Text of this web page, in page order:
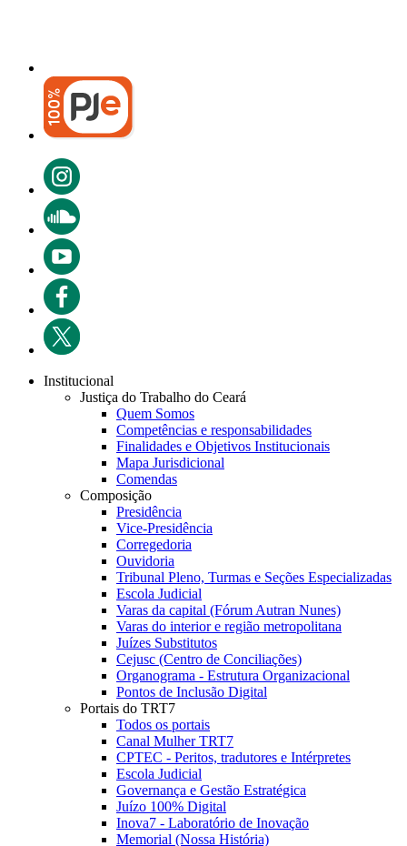
Institucional
Justiça do Trabalho do Ceará
Quem Somos
Competências e responsabilidades
Finalidades e Objetivos Institucionais
Mapa Jurisdicional
Comendas
Composição
Presidência
Vice-Presidência
Corregedoria
Ouvidoria
Tribunal Pleno, Turmas e Seções Especializadas
Escola Judicial
Varas da capital (Fórum Autran Nunes)
Varas do interior e região metropolitana
Juízes Substitutos
Cejusc (Centro de Conciliações)
Organograma - Estrutura Organizacional
Pontos de Inclusão Digital
Portais do TRT7
Todos os portais
Canal Mulher TRT7
CPTEC - Peritos, tradutores e Intérpretes
Escola Judicial
Governança e Gestão Estratégica
Juízo 100% Digital
Inova7 - Laboratório de Inovação
Memorial (Nossa História)